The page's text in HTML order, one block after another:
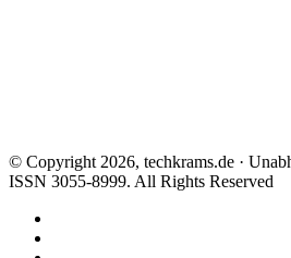
© Copyright 2026, techkrams.de ·
ISSN 3055-8999. All Rights Reserved